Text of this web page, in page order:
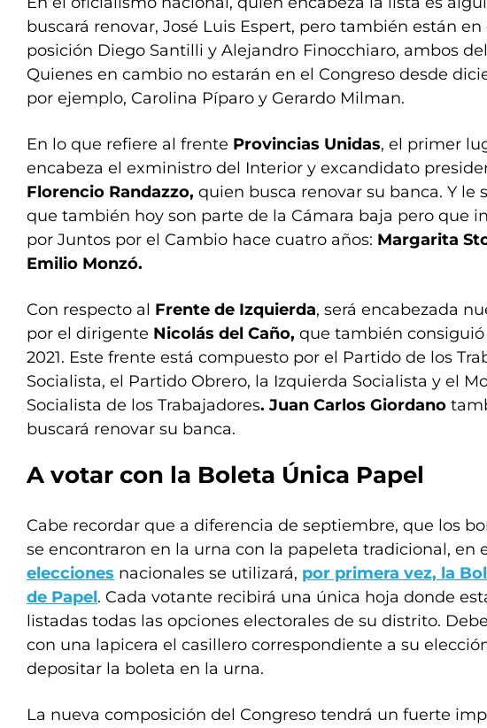
buscará renovar, José Luis Espert, pero también están en
posición Diego Santilli y Alejandro Finocchiaro, ambos
Quienes en cambio no estarán en el Congreso desde
por ejemplo, Carolina Píparo y Gerardo Milman.
En lo que refiere al frente Provincias Unidas, el primer
encabeza el exministro del Interior y excandidato
Florencio Randazzo, quien busca renovar su banca. Y le
que también hoy son parte de la Cámara baja pero que
por Juntos por el Cambio hace cuatro años: Margarita
Emilio Monzó.
Con respecto al Frente de Izquierda, será encabezada
por el dirigente Nicolás del Caño, que también
2021. Este frente está compuesto por el Partido de los
Socialista, el Partido Obrero, la Izquierda Socialista y el
Socialista de los Trabajadores. Juan Carlos Giordano
buscará renovar su banca.
A votar con la Boleta Única Papel
Cabe recordar que a diferencia de septiembre, que los
se encontraron en la urna con la papeleta tradicional, en
elecciones nacionales se utilizará, por primera vez, la
de Papel. Cada votante recibirá una única hoja donde
listadas todas las opciones electorales de su distrito.
con una lapicera el casillero correspondiente a su
depositar la boleta en la urna.
La nueva composición del Congreso tendrá un fuerte